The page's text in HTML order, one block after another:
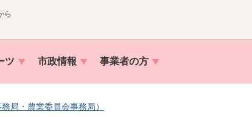
ら
ツ 市政情報 事業者の方
局・農業委員会事務局）